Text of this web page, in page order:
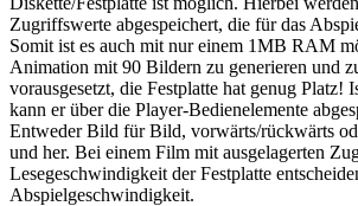
Zugriffswerte abgespeichert, die für das
Somit ist es auch mit nur einem 1MB RAM
Animation mit 90 Bildern zu generieren und
vorausgesetzt, die Festplatte hat genug Platz!
kann er über die Player-Bedienelemente
Entweder Bild für Bild, vorwärts/rückwärts
und her. Bei einem Film mit ausgelagerten
Lesegeschwindigkeit der Festplatte
Abspielgeschwindigkeit.